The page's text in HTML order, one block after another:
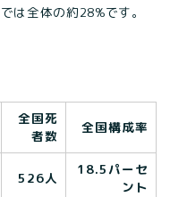
は全体の約28%です。
全国死
者数
全国構成率
526人
18.5パーセ
ント